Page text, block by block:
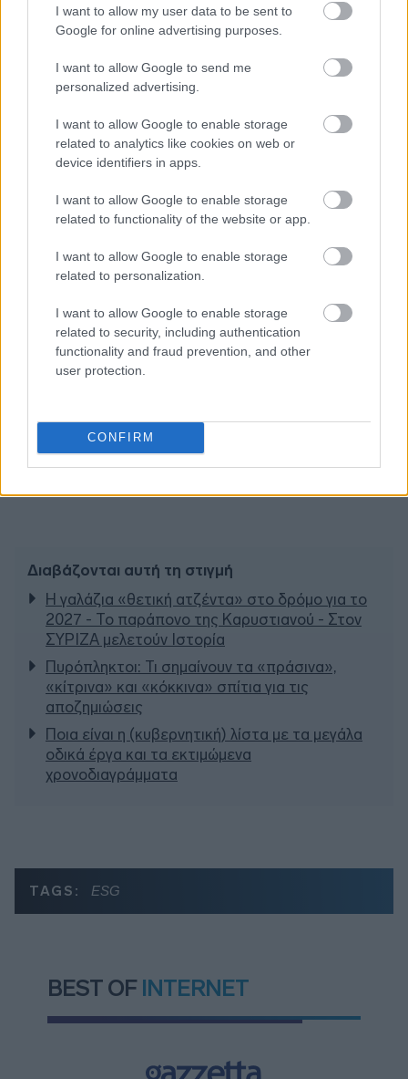
I want to allow my user data to be sent to
Google for online advertising purposes.
I want to allow Google to send me
personalized advertising.
I want to allow Google to enable storage
related to analytics like cookies on web or
device identifiers in apps.
I want to allow Google to enable storage
related to functionality of the website or app.
I want to allow Google to enable storage
related to personalization.
I want to allow Google to enable storage
related to security, including authentication
functionality and fraud prevention, and other
user protection.
CONFIRM
πρώτοι όλες τιςειδήσειςαπό την Ελλάδα και τον κόσμο.
Διαβάζονται αυτή τη στιγμή
Η γαλάζια «θετική ατζέντα» στο δρόμο για το
2027 - Το παράπονο της Καρυστιανού - Στον
ΣΥΡΙΖΑ μελετούν Ιστορία
Πυρόπληκτοι: Τι σημαίνουν τα «πράσινα»,
«κίτρινα» και «κόκκινα» σπίτια για τις
αποζημιώσεις
Ποια είναι η (κυβερνητική) λίστα με τα μεγάλα
οδικά έργα και τα εκτιμώμενα
χρονοδιαγράμματα
TAGS: ESG
BEST OF INTERNET